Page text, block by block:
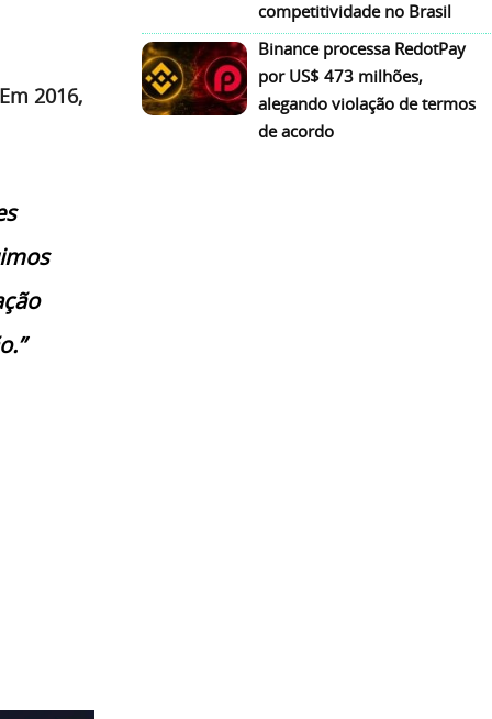
2016,
competitividade no Brasil
Binance processa RedotPay
por US$ 473 milhões,
alegando violação de termos
de acordo